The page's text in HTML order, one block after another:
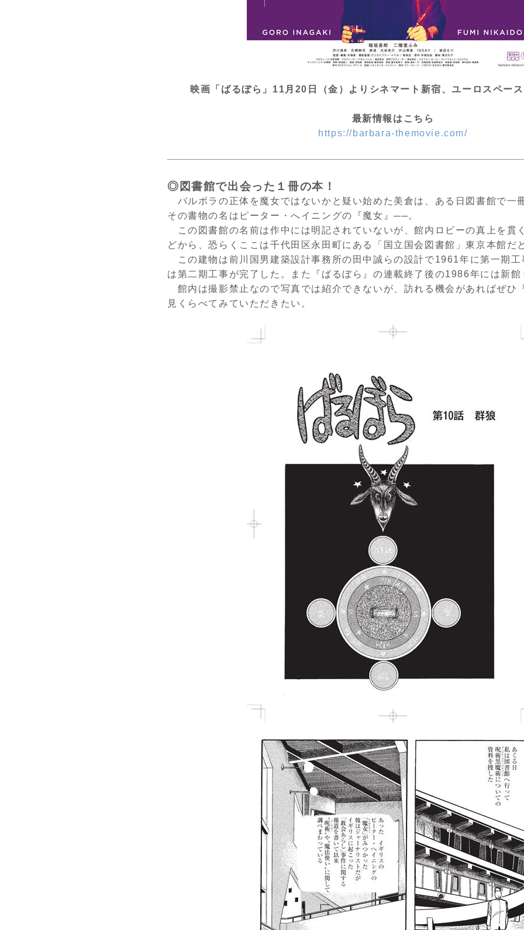
映画「ばるぼら」11月20日（金）よりシネマート新宿、ユーロスペース
最新情報はこちら
https://barbara-themovie.com/
◎図書館で出会った１冊の本！
バルボラの正体を魔女ではないかと疑い始めた美倉は、ある日図書館で一
その書物の名はピーター・へイニングの『魔女』──。
この図書館の名前は作中には明記されていないが、館内ロビーの真上を貫
どから、恐らくここは千代田区永田町にある「国立国会図書館」東京本館だ
この建物は前川国男建築設計事務所の田中誠らの設計で1961年に第一期工
は第二期工事が完了した。また『ばるぼら』の連載終了後の1986年には新館
館内は撮影禁止なので写真では紹介できないが、訪れる機会があればぜひ
見くらべてみていただきたい。